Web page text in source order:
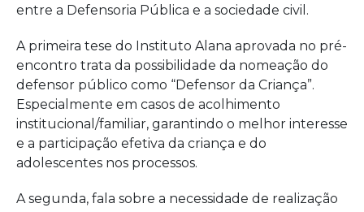
entre a Defensoria Pública e a sociedade civil.
A primeira tese do Instituto Alana aprovada no pré-
encontro trata da possibilidade da nomeação do
defensor público como “Defensor da Criança”.
Especialmente em casos de acolhimento
institucional/familiar, garantindo o melhor interesse
e a participação efetiva da criança e do
adolescentes nos processos.
A segunda, fala sobre a necessidade de realização